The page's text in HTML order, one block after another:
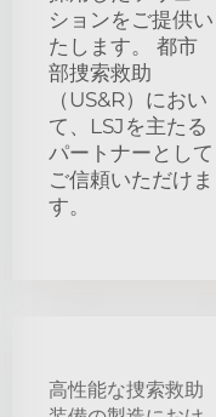
ションをご提供い
たします。 都市
部捜索救助
（US&R）におい
て、LSJを主たる
パートナーとして
ご信頼いただけま
す。
高性能な捜索救助